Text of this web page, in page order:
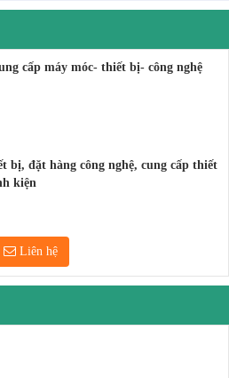
cấp máy móc- thiết bị- công nghệ
bị, đặt hàng công nghệ, cung cấp thiết
kiện
Liên hệ